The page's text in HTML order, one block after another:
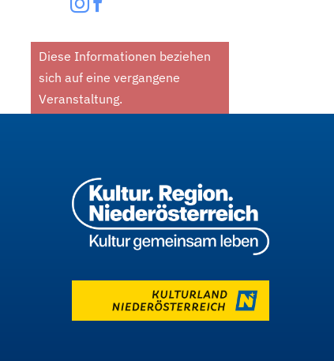
Diese Informationen beziehen
sich auf eine vergangene
Veranstaltung.